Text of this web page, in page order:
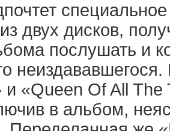
двух дисков,
послушать и
и «Queen Of All The
в альбом,